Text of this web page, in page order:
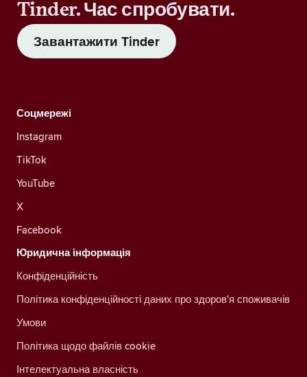
Tinder. Час спробувати.
Завантажити Tinder
Соцмережі
Instagram
TikTok
YouTube
X
Facebook
Юридична інформація
Конфіденційність
Політика конфіденційності даних про здоров'я споживачів
Умови
Політика щодо файлів cookie
Інтелектуальна власність